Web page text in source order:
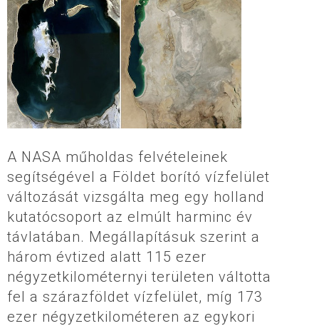
A NASA műholdas felvételeinek
segítségével a Földet borító vízfelület
változását vizsgálta meg egy holland
kutatócsoport az elmúlt harminc év
távlatában. Megállapításuk szerint a
három évtized alatt 115 ezer
négyzetkilométernyi területen váltotta
fel a szárazföldet vízfelület, míg 173
ezer négyzetkilométeren az egykori